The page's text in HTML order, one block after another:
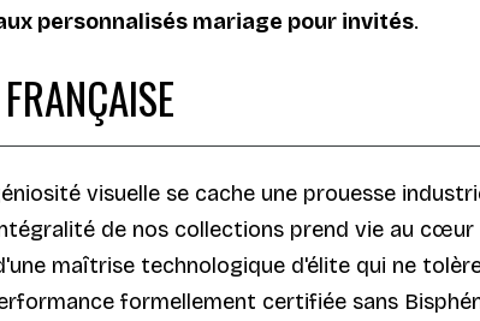
personnalisés mariage pour invités.
visuelle se cache une prouesse
de nos collections prend vie au
maîtrise technologique d'élite qui ne
formellement certifiée sans